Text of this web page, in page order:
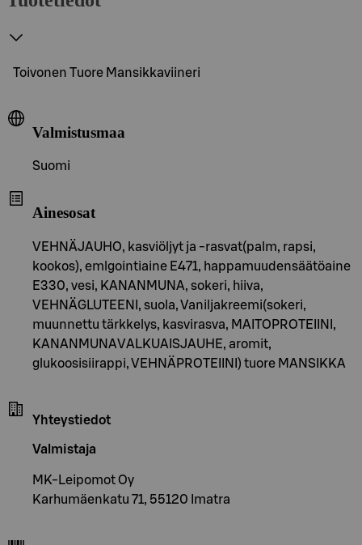
Toivonen Tuore Mansikkaviineri
Valmistusmaa
Suomi
Ainesosat
VEHNÄJAUHO, kasviöljyt ja -rasvat(palm, rapsi,
kookos), emlgointiaine E471, happamuudensäätöaine
E330, vesi, KANANMUNA, sokeri, hiiva,
VEHNÄGLUTEENI, suola, Vaniljakreemi(sokeri,
muunnettu tärkkelys, kasvirasva, MAITOPROTEIINI,
KANANMUNAVALKUAISJAUHE, aromit,
glukoosisiirappi, VEHNÄPROTEIINI) tuore MANSIKKA
Yhteystiedot
Valmistaja
MK-Leipomot Oy
Karhumäenkatu 71, 55120 Imatra